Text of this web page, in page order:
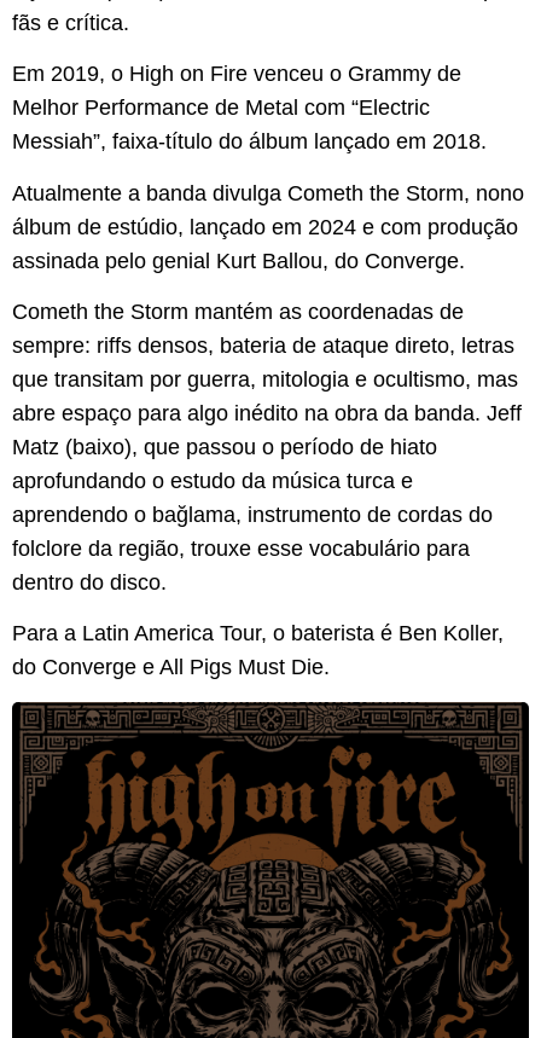
fãs e crítica.
Em 2019, o High on Fire venceu o Grammy de
Melhor Performance de Metal com “Electric
Messiah”, faixa-título do álbum lançado em 2018.
Atualmente a banda divulga Cometh the Storm, nono
álbum de estúdio, lançado em 2024 e com produção
assinada pelo genial Kurt Ballou, do Converge.
Cometh the Storm mantém as coordenadas de
sempre: riffs densos, bateria de ataque direto, letras
que transitam por guerra, mitologia e ocultismo, mas
abre espaço para algo inédito na obra da banda. Jeff
Matz (baixo), que passou o período de hiato
aprofundando o estudo da música turca e
aprendendo o bağlama, instrumento de cordas do
folclore da região, trouxe esse vocabulário para
dentro do disco.
Para a Latin America Tour, o baterista é Ben Koller,
do Converge e All Pigs Must Die.